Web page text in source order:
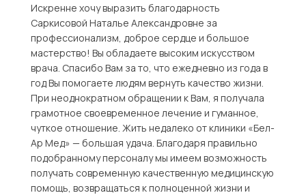
Искренне хочу выразить благодарность
Саркисовой Наталье Александровне за
профессионализм, доброе сердце и большое
мастерство! Вы обладаете высоким искусством
врача. Спасибо Вам за то, что ежедневно из года в
год Вы помогаете людям вернуть качество жизни.
При неоднократном обращении к Вам, я получала
грамотное своевременное лечение и гуманное,
чуткое отношение. Жить недалеко от клиники «Бел-
Ар Мед» — большая удача. Благодаря правильно
подобранному персоналу мы имеем возможность
получать современную качественную медицинскую
помощь, возвращаться к полноценной жизни и